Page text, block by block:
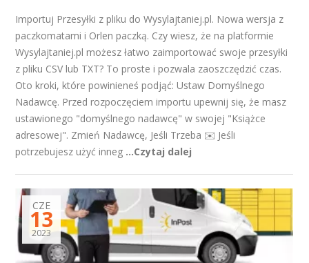
Importuj Przesyłki z pliku do Wysylajtaniej.pl. Nowa wersja z
paczkomatami i Orlen paczką. Czy wiesz, że na platformie
Wysylajtaniej.pl możesz łatwo zaimportować swoje przesyłki
z pliku CSV lub TXT? To proste i pozwala zaoszczędzić czas.
Oto kroki, które powinieneś podjąć: Ustaw Domyślnego
Nadawcę. Przed rozpoczęciem importu upewnij się, że masz
ustawionego "domyślnego nadawcę" w swojej "Książce
adresowej". Zmień Nadawcę, Jeśli Trzeba ✉️ Jeśli
potrzebujesz użyć inneg ...Czytaj dalej
CZE
13
2023